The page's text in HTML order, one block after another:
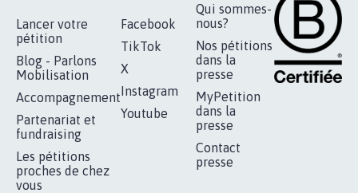
Lancer votre
pétition
Blog - Parlons
Mobilisation
Accompagnement
Partenariat et
fundraising
Les pétitions
proches de chez
vous
Facebook
TikTok
X
Instagram
Youtube
Qui sommes-
nous?
Nos pétitions
dans la
presse
MyPetition
dans la
presse
Contact
presse